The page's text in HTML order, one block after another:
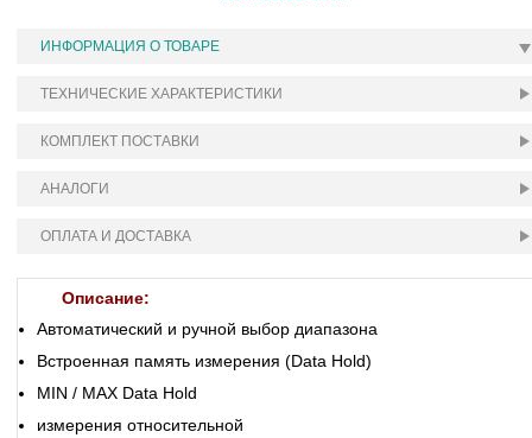
ИНФОРМАЦИЯ О ТОВАРЕ
ТЕХНИЧЕСКИЕ ХАРАКТЕРИСТИКИ
КОМПЛЕКТ ПОСТАВКИ
АНАЛОГИ
ОПЛАТА И ДОСТАВКА
Описание:
Автоматический и ручной выбор диапазона
Встроенная память измерения (Data Hold)
MIN / MAX Data Hold
измерения относительной